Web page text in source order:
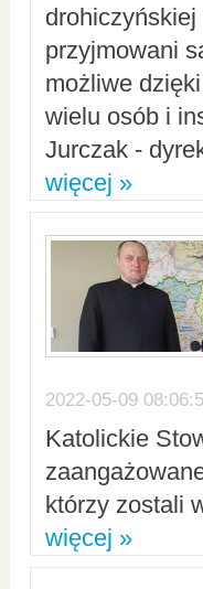
przyjmowani
możliwe
wielu osób i
Jurczak -
więcej »
2022-05-09
Katolickie
którzy zostali
więcej »